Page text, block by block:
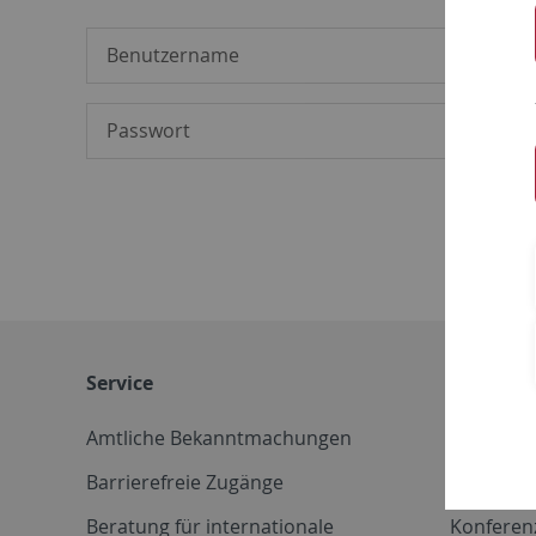
Service
Amtliche Bekanntmachungen
Barrierefreie Zugänge
Beratung für internationale